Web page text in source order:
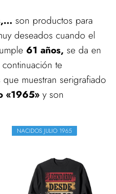
son productos para
deseados cuando el
61 años, se da en
te
muestran serigrafiado
«1965» y son
NACIDOS JULIO 1965